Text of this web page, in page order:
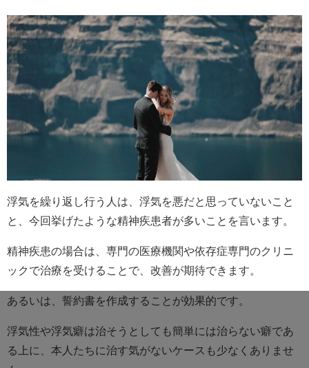
浮気を繰り返し行う人は、浮気を悪だと思っていないこと
と、今回挙げたような精神疾患者が多いことを言います。
精神疾患の場合は、専門の医療機関や依存症専門のクリニ
ックで治療を受けることで、改善が期待できます。
あるいは、誓約書を作成することが効果的です。
浮気性や浮気癖は治そうとしても簡単には治らない癖であ
る上に、本人たちに治す気がないケースも少なくありませ